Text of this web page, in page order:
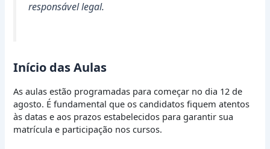
responsável legal.
Início das Aulas
As aulas estão programadas para começar no dia 12 de
agosto. É fundamental que os candidatos fiquem atentos
às datas e aos prazos estabelecidos para garantir sua
matrícula e participação nos cursos.